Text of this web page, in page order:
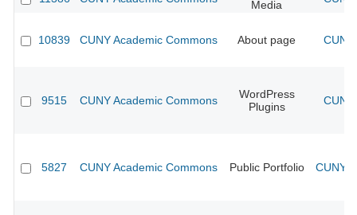
Media
10839 CUNY Academic Commons About page
9515 CUNY Academic Commons
WordPress
Plugins
5827 CUNY Academic Commons Public Portfolio CUNY